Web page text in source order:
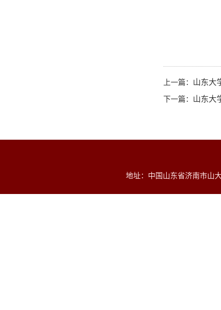
上一篇： 山东大
下一篇： 山东大
地址：中国山东省济南市山